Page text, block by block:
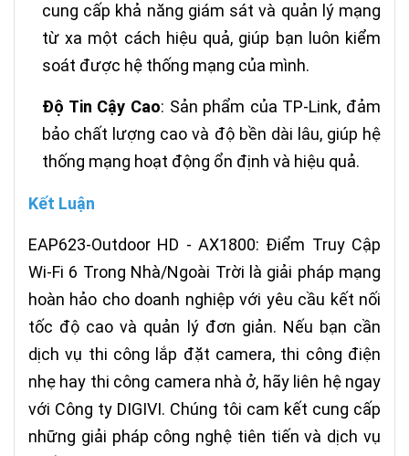
cung cấp khả năng giám sát và quản lý mạng
từ xa một cách hiệu quả, giúp bạn luôn kiểm
soát được hệ thống mạng của mình.
Độ Tin Cậy Cao: Sản phẩm của TP-Link, đảm
bảo chất lượng cao và độ bền dài lâu, giúp hệ
thống mạng hoạt động ổn định và hiệu quả.
Kết Luận
EAP623-Outdoor HD - AX1800: Điểm Truy Cập
Wi-Fi 6 Trong Nhà/Ngoài Trời là giải pháp mạng
hoàn hảo cho doanh nghiệp với yêu cầu kết nối
tốc độ cao và quản lý đơn giản. Nếu bạn cần
dịch vụ thi công lắp đặt camera, thi công điện
nhẹ hay thi công camera nhà ở, hãy liên hệ ngay
với Công ty DIGIVI. Chúng tôi cam kết cung cấp
những giải pháp công nghệ tiên tiến và dịch vụ